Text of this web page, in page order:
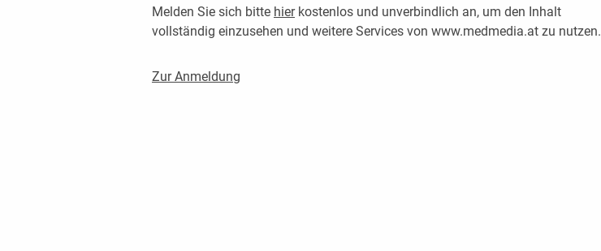
Melden Sie sich bitte hierkostenlos und unverbindlich an, um den Inhalt
vollständig einzusehen und weitere Services von www.medmedia.at zu nutzen.
Zur Anmeldung